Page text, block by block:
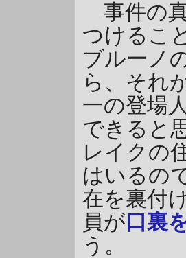
事件の
つけるこ
ブルーノ
ら、それ
一の登場
できると
レイクの
はいるの
在を裏付
員が 口裏
う。